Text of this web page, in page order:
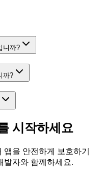
니까?
까?
시작하세요
을 안전하게 보호하기
발자와 함께하세요.